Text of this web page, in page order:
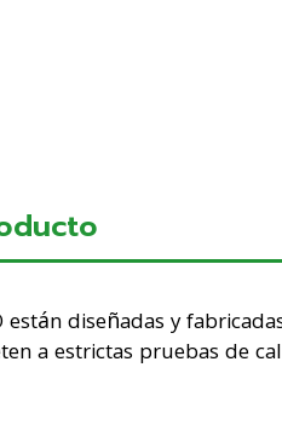
están diseñadas y
a estrictas pruebas de